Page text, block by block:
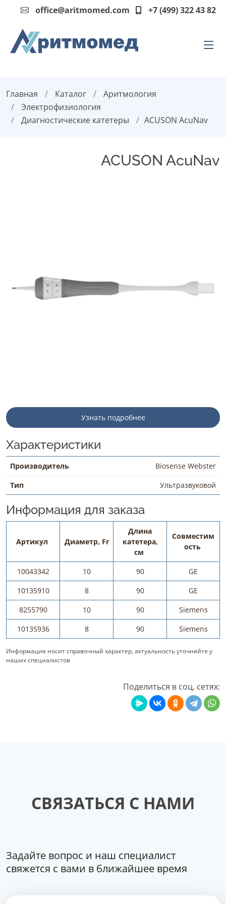
office@aritmomed.com +7 (499) 322 43 82
Главная Каталог
Аритмология
Электрофизиология
Диагностические катетеры
ACUSON AcuNav
ACUSON AcuNav
Узнать подробнее
Характеристики
Производитель
Biosense Webster
Тип
Ультразвуковой
Информация для заказа
Артикул Диаметр, Fr
Длина
катетера,
см
Совместим
ость
10043342 10 90
GE
10135910
8 90
GE
8255790
10 90
Siemens
10135936
8 90 Siemens
Информация носит справочный характер, актуальность уточняйте у
наших специалистов
Поделиться в соц. сетях:
СВЯЗАТЬСЯ С НАМИ
Задайте вопрос и наш специалист
свяжется с вами в ближайшее время